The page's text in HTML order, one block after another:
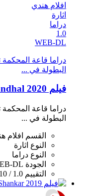
افلام هندي
اثارة
دراما
1.0
WEB-DL
دراما قاعة المحكمة
البطولة في ...
فيلم Ponmagal Vandhal 2020 مترجم HD
دراما قاعة المحكمة
البطولة في ...
القسم
افلام
النوع اثارة
النوع دراما
الجودة DL
التقييم 1.0 / 10